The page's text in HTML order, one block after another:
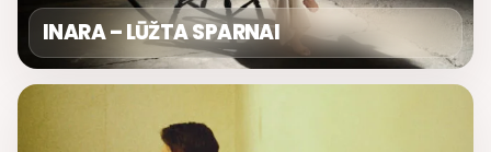
INARA – LŪŽTA SPARNAI